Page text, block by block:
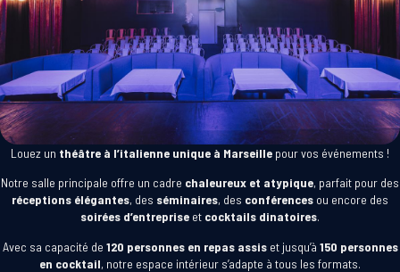
Louez un théâtre à l’italienne unique à Marseille pour vos événements !
Notre salle principale offre un cadre chaleureux et atypique, parfait pour des
réceptions élégantes, des séminaires, des conférences ou encore des
soirées d’entreprise et cocktails dinatoires.
Avec sa capacité de 120 personnes en repas assiset jusqu’à 150 personnes
en cocktail, notre espace intérieur s’adapte à tous les formats.